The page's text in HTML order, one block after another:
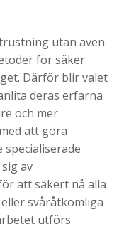
utan även
för säker
Därför blir valet
deras erfarna
och mer
att göra
av
att säkert nå alla
svåråtkomliga
utförs